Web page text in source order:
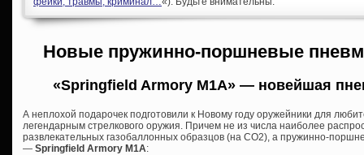
Новые пружинно-поршневые
«Springfield Armory M1A» — новейшая п
А неплохой подарочек подготовили к Новому году оружейники для
легендарным стрелкового оружия. Причем не из числа наиболее
развлекательных газобаллонных образцов (на СО2), а пружинно-
— Springfield Armory M1A: